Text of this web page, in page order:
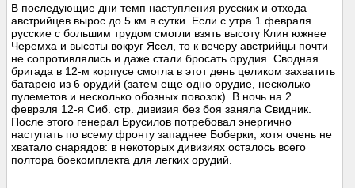
В последующие дни темп наступления русских и отхода
австрийцев вырос до 5 км в сутки. Если с утра 1 февраля
русские с большим трудом смогли взять высоту Клин южнее
Черемха и высоты вокруг Ясел, то к вечеру австрийцы почти
не сопротивлялись и даже стали бросать орудия. Сводная
бригада в 12-м корпусе смогла в этот день целиком захватить
батарею из 6 орудий (затем еще одно орудие, несколько
пулеметов и несколько обозных повозок). В ночь на 2
февраля 12-я Сиб. стр. дивизия без боя заняла Свидник.
После этого генерал Брусилов потребовал энергично
наступать по всему фронту западнее Боберки, хотя очень не
хватало снарядов: в некоторых дивизиях осталось всего
полтора боекомплекта для легких орудий.